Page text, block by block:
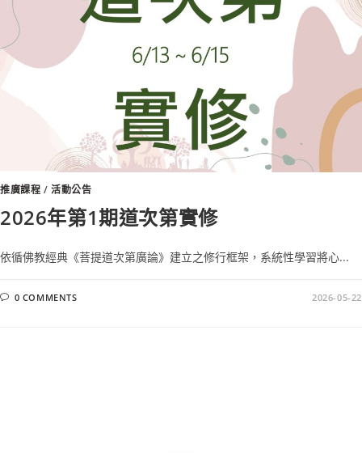
推廣課程 /活動公告
2026年第1期道次第實修
依循佛教經典《菩提道次第廣論》建立之修行框架，系統性學習將心...
0 COMMENTS 2026-05-22